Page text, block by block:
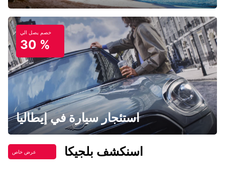
خصم يصل الي
30 %
استئجار سيارة في إيطاليا
عرض خاص اسنكشف بلجيكا